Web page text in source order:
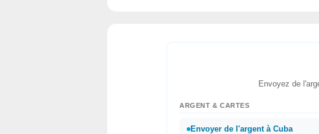
Envoyez de
ARGENT & CARTES
Envoyer de l'argent à Cuba